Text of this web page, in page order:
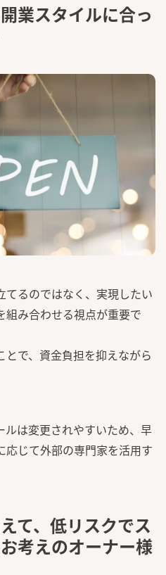
業スタイルに合っ
てるのではなく、実現したい
組み合わせる視点が重要で
とで、資金負担を抑えながら
ルは変更されやすいため、早
応じて外部の専門家を活用す
て、低リスクでス
考えのオーナー様